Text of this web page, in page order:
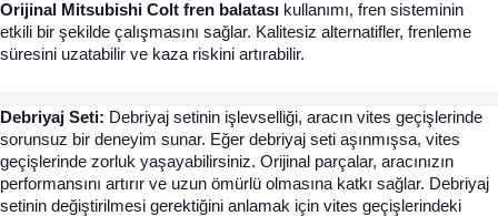
Orijinal Mitsubishi Colt fren balatası kullanımı, fren sisteminin
etkili bir şekilde çalışmasını sağlar. Kalitesiz alternatifler, frenleme
süresini uzatabilir ve kaza riskini artırabilir.
Debriyaj Seti: Debriyaj setinin işlevselliği, aracın vites geçişlerinde
sorunsuz bir deneyim sunar. Eğer debriyaj seti aşınmışsa, vites
geçişlerinde zorluk yaşayabilirsiniz. Orijinal parçalar, aracınızın
performansını artırır ve uzun ömürlü olmasına katkı sağlar. Debriyaj
setinin değiştirilmesi gerektiğini anlamak için vites geçişlerindeki